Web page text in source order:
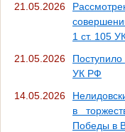
21.05.2026
1 ст. 105
21.05.2026
УК РФ
14.05.2026
в
Победы в